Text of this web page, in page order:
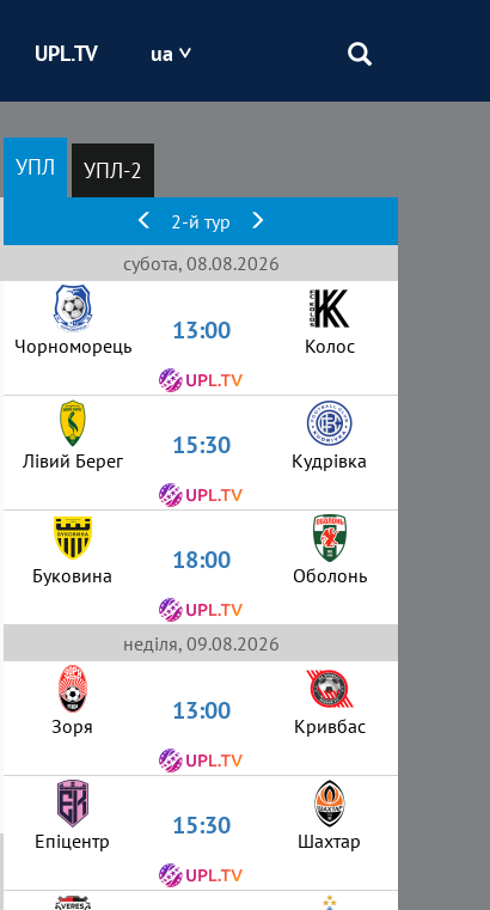
Кривбас
Оболонь
UPL.TV ua
УПЛ УПЛ-2
2-й тур
субота, 08.08.2026
Чорноморець 13:00 Колос
Лівий Берег 15:30 Кудрівка
Буковина 18:00 Оболонь
неділя, 09.08.2026
Зоря 13:00 Кривбас
Епіцентр 15:30 Шахтар